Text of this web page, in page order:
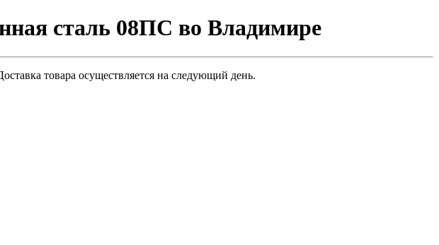
сталь 08ПС во Владимире
товара осуществляется на следующий день.